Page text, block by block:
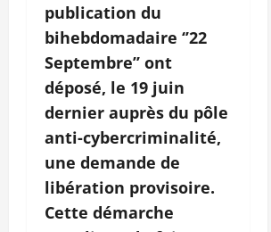
publication du
bihebdomadaire ‘’22
Septembre’’ ont
déposé, le 19 juin
dernier auprès du pôle
anti-cybercriminalité,
une demande de
libération provisoire.
Cette démarche